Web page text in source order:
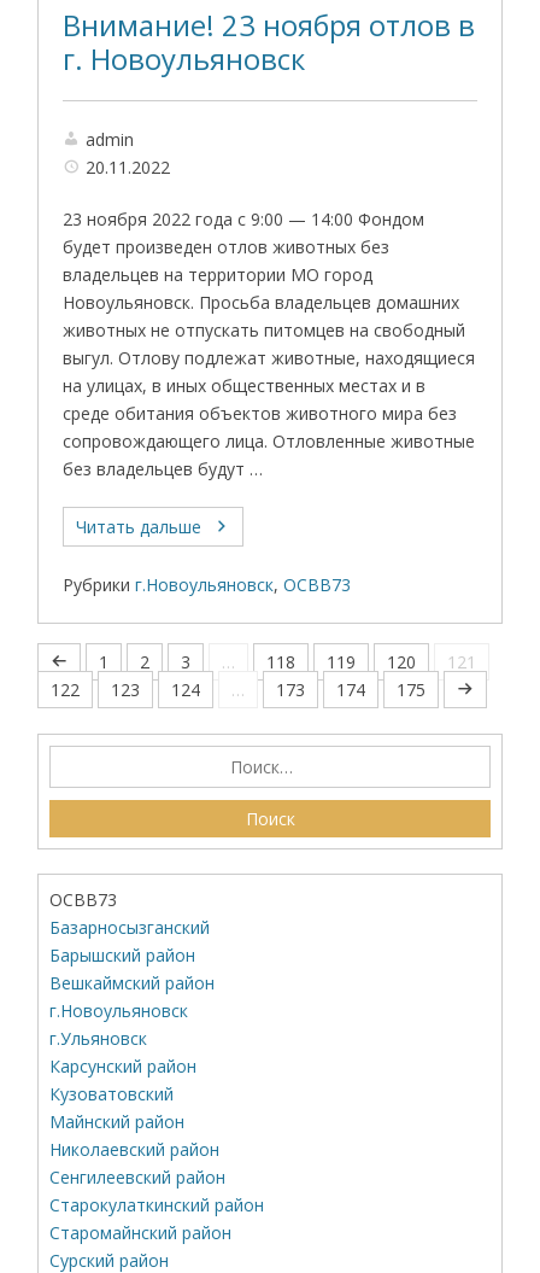
Внимание! 23 ноября отлов в
г. Новоульяновск
admin
20.11.2022
23 ноября 2022 года с 9:00 — 14:00 Фондом
будет произведен отлов животных без
владельцев на территории МО город
Новоульяновск. Просьба владельцев домашних
животных не отпускать питомцев на свободный
выгул. Отлову подлежат животные, находящиеся
на улицах, в иных общественных местах и в
среде обитания объектов животного мира без
сопровождающего лица. Отловленные животные
без владельцев будут …
Читать дальше
Рубрики г.Новоульяновск,ОСВВ73
1 2 3 … 118 119 120
121
122
123 124 … 173 174 175
ОСВВ73
Базарносызганский
Барышский район
Вешкаймский район
г.Новоульяновск
г.Ульяновск
Карсунский район
Кузоватовский
Майнский район
Николаевский район
Сенгилеевский район
Старокулаткинский район
Старомайнский район
Сурский район